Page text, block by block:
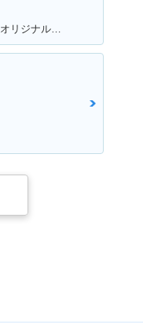
満足ポイント:V-tec加速が満足！カラーもバイク屋さんのオリジナルカラーです。